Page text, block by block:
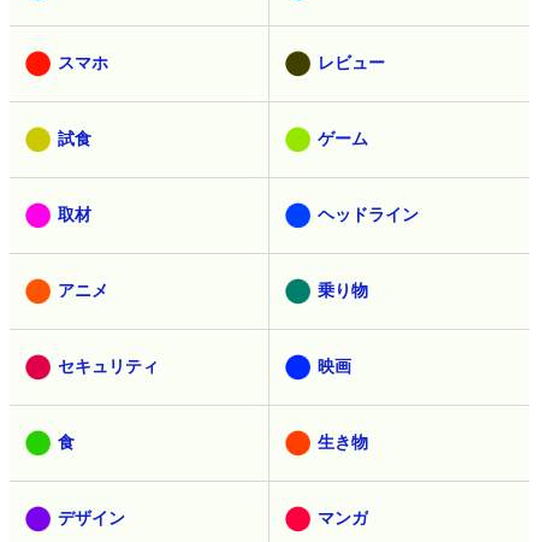
スマホ レビュー
試食 ゲーム
取材 ヘッドライン
アニメ 乗り物
セキュリティ 映画
食 生き物
デザイン マンガ